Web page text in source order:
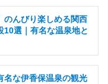
のんびり楽しめる関西
10選｜有名な温泉地と
名な伊香保温泉の観光